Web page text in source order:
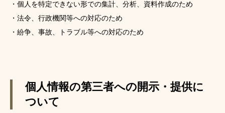
・個人を特定できない形での集計、分析、資料作成のため
・法令、行政機関等への対応のため
・紛争、事故、トラブル等への対応のため
個人情報の第三者への開示・提供に
ついて